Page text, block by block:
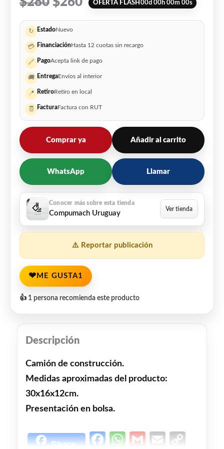
OFERTA FLASH 00d 00h 00m 00s
↻ EstadoNuevo
💳 FinanciaciónHasta 12 cuotas sin recargo
🔗 PagoAcepta link de pago
🚚 EntregaEnvíos al interior
📍 RetiroRetiro en local
🧾 FacturaFactura con RUT
Comprar ya Añadir al carrito
WhatsApp Llamar
Compumach Uruguay
⚠️ Reportar publicación
❤ ME GUSTA1
👍 1 persona recomienda este producto
Descripción
Camión de construcción.
Medidas aproximadas del producto:
30x16x12cm.
Presentación en bolsa.
Share Facebook
WhatsApp
Gmail
Email